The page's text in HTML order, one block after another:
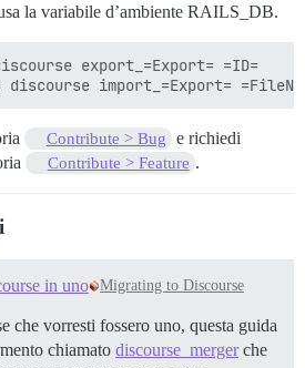
la variabile d’ambiente RAILS_DB.
discourse export_=Export= =ID=
Contribute > Bug
e richiedi
Contribute > Feature .
in uno Migrating to Discourse
che vorresti fossero uno, questa guida
chiamato discourse_mergerche